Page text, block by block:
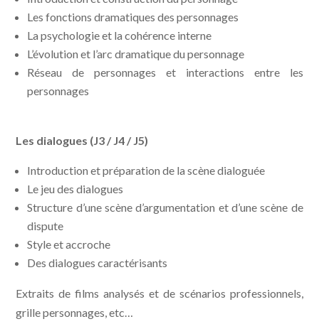
Les fonctions dramatiques des personnages
La psychologie et la cohérence interne
L’évolution et l’arc dramatique du personnage
Réseau de personnages et interactions entre les
personnages
Les dialogues (J3 / J4 / J5)
Introduction et préparation de la scène dialoguée
Le jeu des dialogues
Structure d’une scène d’argumentation et d’une scène de
dispute
Style et accroche
Des dialogues caractérisants
Extraits de films analysés et de scénarios professionnels,
grille personnages, etc…